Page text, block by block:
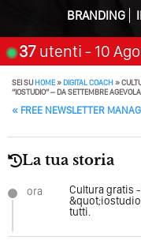
Quando L’amore
Come Scrivere
Come Cambieranno I
Quale Sarà Il
Adesso Con I
BRANDING
37 utenti - 10
San Giorgio a
SEI SUHOME»DIGITAL COACH»
“IOSTUDIO” – DA SETTEMBRE
POST NAVIGATION
« FREE NEWSLETTER
La tua storia
ora
Cultura gratis
tutti.